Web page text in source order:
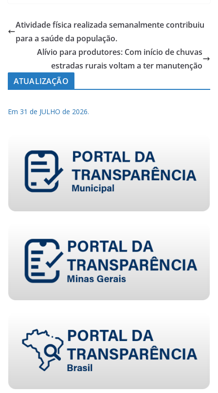
Atividade física realizada semanalmente contribuiu
para a saúde da população.
Alívio para produtores: Com início de chuvas
estradas rurais voltam a ter manutenção
ATUALIZAÇÃO
Em 31 de JULHO de 2026.